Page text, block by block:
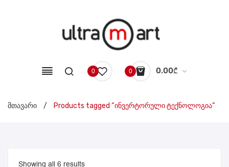
0 0 0.00₾
No products in the cart.
მთავარი / Products tagged “ინვერტორული ტექნოლოგია”
Showing all 6 results